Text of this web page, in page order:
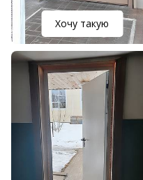
Хочу такую